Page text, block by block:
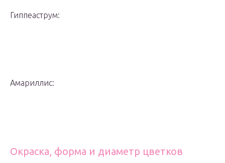
Гиппеаструм:
Амариллис:
Окраска, форма и диаметр цветков